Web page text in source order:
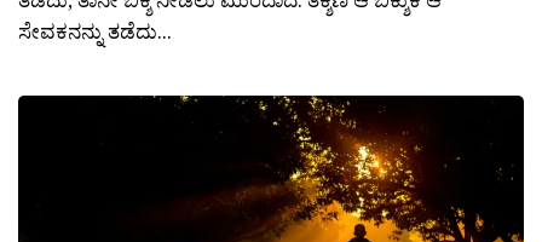
ಸೇವಕನನ್ನು ತಡೆದು...